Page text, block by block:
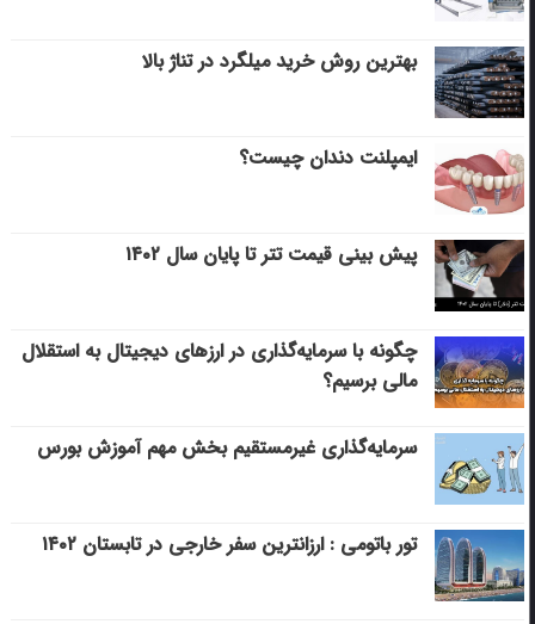
بهترین روش خرید میلگرد در تناژ بالا
ایمپلنت دندان چیست؟
پیش بینی قیمت تتر تا پایان سال ۱۴۰۲
چگونه با سرمایه‌گذاری در ارزهای دیجیتال به استقلال
مالی برسیم؟
سرمایه‌گذاری غیرمستقیم بخش مهم آموزش بورس
تور باتومی : ارزانترین سفر خارجی در تابستان ۱۴۰۲